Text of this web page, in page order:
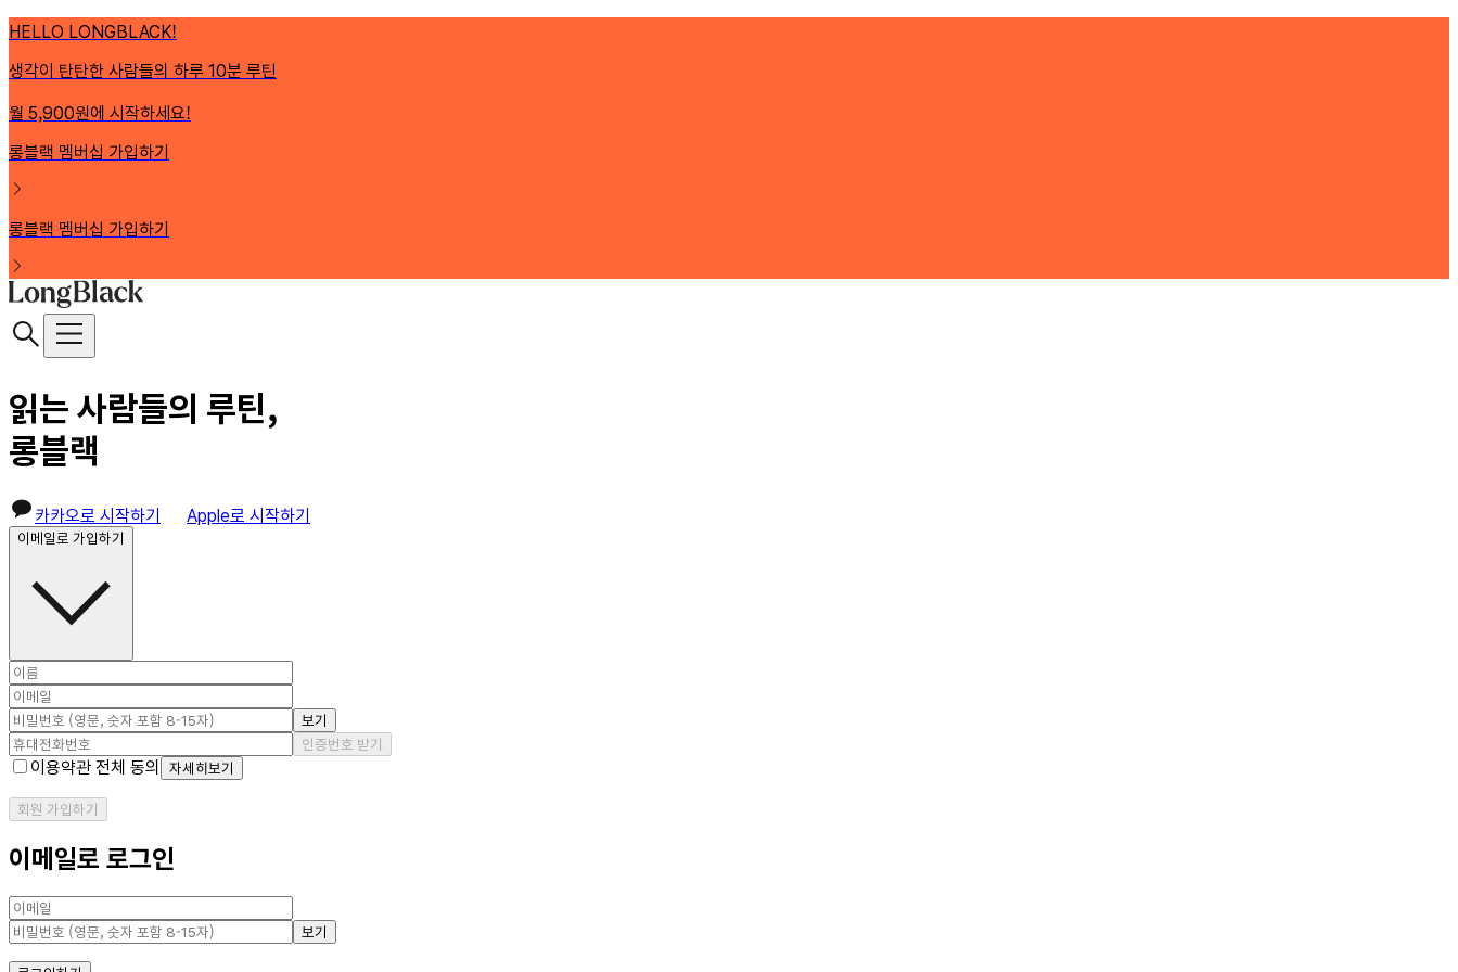
HELLO LONGBLACK!
생각이 탄탄한 사람들의 하루 10분 루틴
월 5,900원에 시작하세요!
롱블랙 멤버십 가입하기
롱블랙 멤버십 가입하기
읽는 사람들의 루틴,
롱블랙
카카오로 시작하기 Apple로 시작하기
이메일로 가입하기
보기
인증번호 받기
이용약관 전체 동의 자세히보기
회원 가입하기
이메일로 로그인
보기